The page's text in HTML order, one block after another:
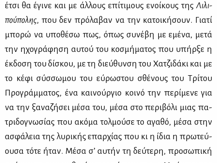
έτσι θα έγι­νε και με άλ­λους επί­τι­μους ενοί­κους της Λι­λι­
πού­πο­λης, που δεν πρό­λα­βαν να την κα­τοι­κή­σουν. Για­τί
μπο­ρώ να υπο­θέ­σω πως, όπως συ­νέ­βη με εμέ­να, με­τά
την ηχο­γρά­φη­ση αυ­τού του κο­σμή­μα­τος που υπήρ­ξε η
έκ­δο­ση του δί­σκου, με τη διεύ­θυν­ση του Χα­τζι­δά­κι και με
το κέ­φι σύσ­σω­μου του εύ­ρω­στου σθέ­νους του Τρί­του
Προ­γράμ­μα­τος, ένα και­νούρ­γιο κοι­νό την πε­ρί­με­νε για
να την ξα­να­ζή­σει μέ­σα του, μέ­σα στο πε­ρι­βό­λι μιας πα­
τρι­δο­γνω­σί­ας που ακό­μα τολ­μού­σε το αγα­θό, μέ­σα στην
ασφά­λεια της λυ­ρι­κής επαρ­χί­ας που κι η ίδια η πρω­τεύ­
ου­σα τό­τε ήταν. Μέ­σα σ’ αυ­τήν τη δεύ­τε­ρη, προ­σω­πι­κή